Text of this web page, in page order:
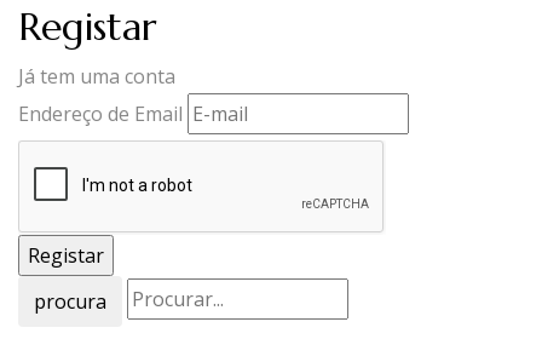
Registar
Já tem uma conta
Endereço de Email
procura